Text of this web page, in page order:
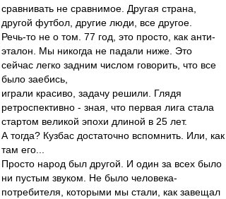
сравнивать не сравнимое. Другая страна,
другой футбол, другие люди, все другое.
Речь-то не о том. 77 год, это просто, как анти-
эталон. Мы никогда не падали ниже. Это
сейчас легко задним числом говорить, что все
было заебись,
играли красиво, задачу решили. Глядя
ретроспективно - зная, что первая лига стала
стартом великой эпохи длиной в 25 лет.
А тогда? Кузбас достаточно вспомнить. Или, как
там его...
Просто народ был другой. И один за всех было
ни пустым звуком. Не было человека-
потребителя, которыми мы стали, как завещал